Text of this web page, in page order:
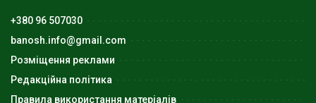
+380 96 507030
banosh.info@gmail.com
Розміщення реклами
Редакційна політика
Правила використання матеріалів